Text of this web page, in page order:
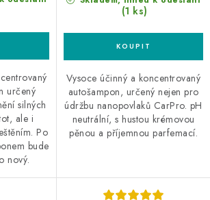
určený
silných
ale i
Po
bude
nový.
(1 ks)
Vysoce účinný a koncentrovaný
autošampon, určený nejen pro
údržbu nanopovlaků CarPro. pH
neutrální, s hustou krémovou
pěnou a příjemnou parfemací.